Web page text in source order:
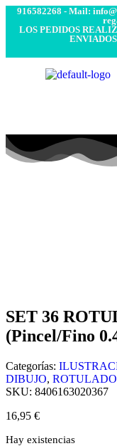
916582268 - Mail:
LOS PEDIDOS
SET 36
(Pincel/Fino
Categorías:
DIBUJO,
SKU: 8406163020367
16,95 €
Hay existencias